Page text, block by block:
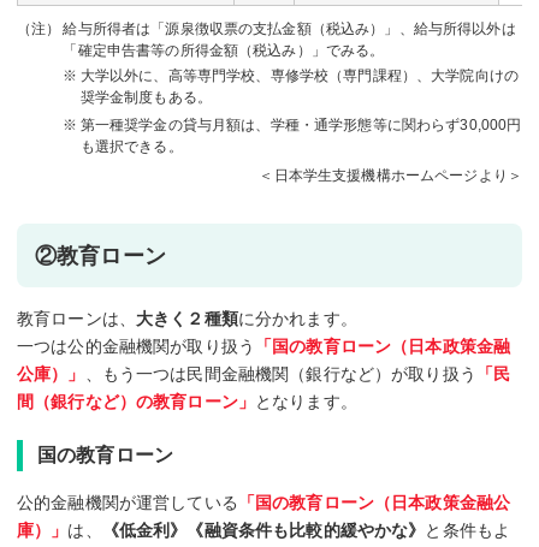
給与所得者は「源泉徴収票の支払金額（税込み）」、給与所得以外は
「確定申告書等の所得金額（税込み）」でみる。
大学以外に、高等専門学校、専修学校（専門課程）、大学院向けの
奨学金制度もある。
第一種奨学金の貸与月額は、学種・通学形態等に関わらず30,000円
も選択できる。
＜日本学生支援機構ホームページより＞
②教育ローン
教育ローンは、 大きく２種類に分かれます。
一つは公的金融機関が取り扱う
「国の教育ローン（日本政策金融
公庫）」
、もう一つは民間金融機関（銀行など）が取り扱う
「民
間（銀行など）の教育ローン」 となります。
国の教育ローン
公的金融機関が運営している
「国の教育ローン（日本政策金融公
庫）」 は、 《低金利》《融資条件も比較的緩やかな》 と条件もよ